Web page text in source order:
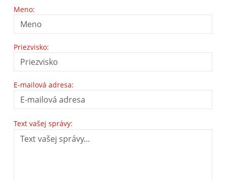
Meno:
Priezvisko:
E-mailová adresa:
Text vašej správy: